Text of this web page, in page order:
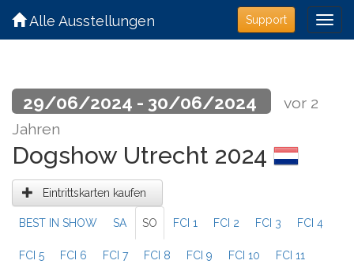
Support
Alle Ausstellungen
29/06/2024 - 30/06/2024
vor 2
Jahren
Dogshow Utrecht 2024
Eintrittskarten kaufen
BEST IN SHOW SA SO FCI 1 FCI 2 FCI 3 FCI 4
FCI 5 FCI 6 FCI 7 FCI 8 FCI 9 FCI 10 FCI 11